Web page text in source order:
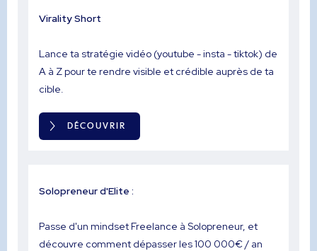
Virality Short
Lance ta stratégie vidéo (youtube - insta - tiktok) de
A à Z pour te rendre visible et crédible auprès de ta
cible.
DÉCOUVRIR
Solopreneur d'Elite :
Passe d'un mindset Freelance à Solopreneur, et
découvre comment dépasser les 100 000€ / an